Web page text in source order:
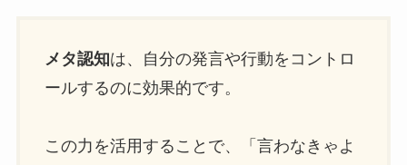
メタ認知は、自分の発言や行動をコントロ
ールするのに効果的です。
この力を活用することで、「言わなきゃよ